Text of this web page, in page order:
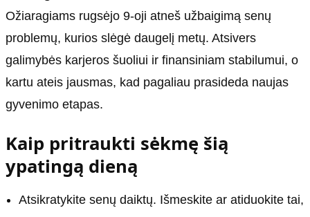
Ožiaragiams rugsėjo 9-oji atneš užbaigimą senų
problemų, kurios slėgė daugelį metų. Atsivers
galimybės karjeros šuoliui ir finansiniam stabilumui, o
kartu ateis jausmas, kad pagaliau prasideda naujas
gyvenimo etapas.
Kaip pritraukti sėkmę šią
ypatingą dieną
Atsikratykite senų daiktų. Išmeskite ar atiduokite tai,